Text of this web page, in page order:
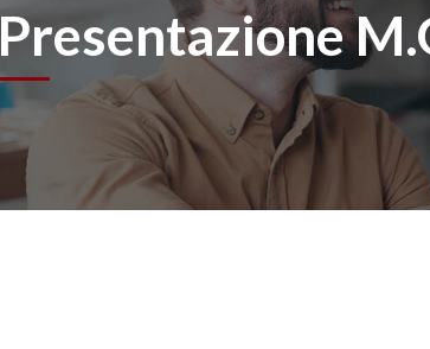
Presentazione